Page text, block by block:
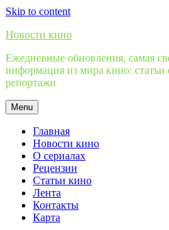
Skip to content
Новости кино
Ежедневные обновления, самая
информация из мира кино: статьи
репортажи
Menu
Главная
Новости кино
О сериалах
Рецензии
Статьи кино
Лента
Контакты
Карта